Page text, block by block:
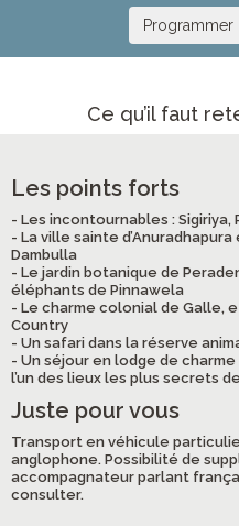
Ce qu’il faut
Les points forts
- Les incontournables :
- La ville sainte
Dambulla
- Le jardin botanique de
éléphants de Pinnawela
- Le charme colonial de Galle,
Country
- Un safari dans la réserve
- Un séjour en lodge de
l’un des lieux les plus secrets
Juste pour vous
Transport en véhicule
anglophone. Possibilité de
accompagnateur parlant
consulter.